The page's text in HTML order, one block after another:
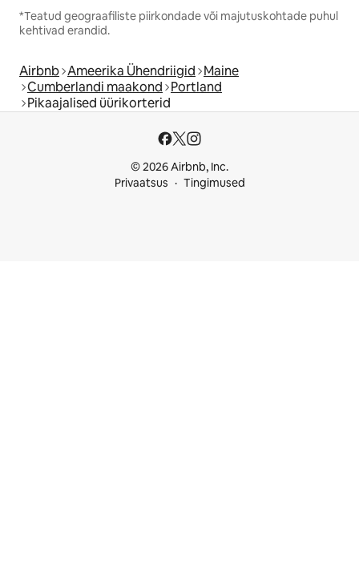
*Teatud geograafiliste piirkondade või majutuskohtade puhul
kehtivad erandid.
Airbnb Ameerika Ühendriigid Maine
Cumberlandi maakond Portland
Pikaajalised üürikorterid
© 2026 Airbnb, Inc.
Privaatsus
Tingimused